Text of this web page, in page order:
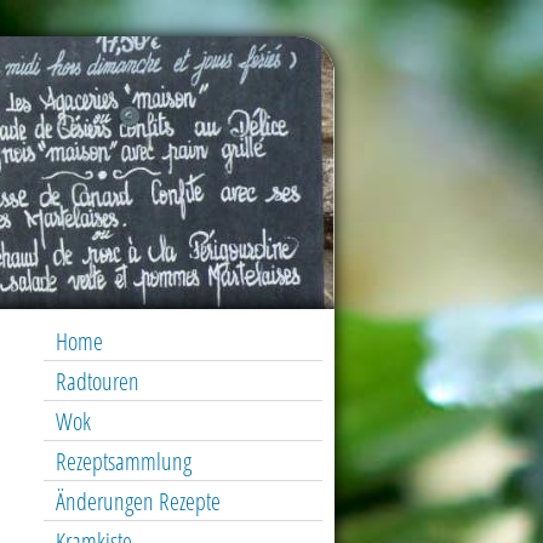
Home
Radtouren
Wok
Rezeptsammlung
Änderungen Rezepte